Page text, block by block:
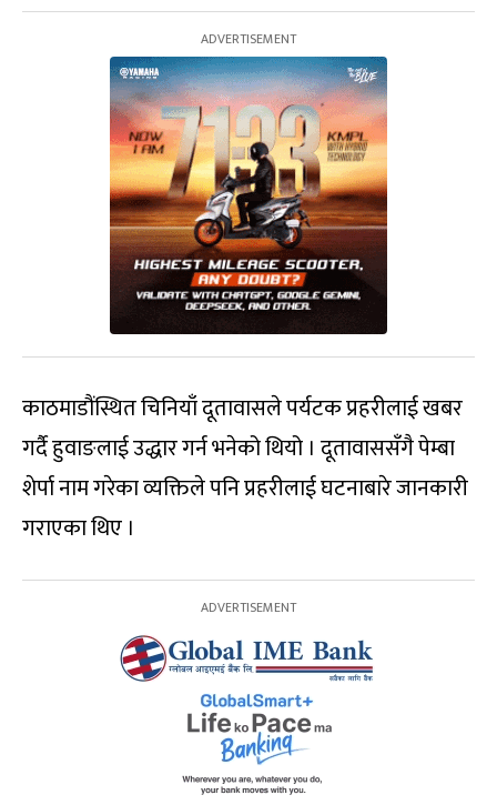
काठमाडौंस्थित चिनियाँ दूतावासले पर्यटक प्रहरीलाई खबर
गर्दै हुवाङलाई उद्धार गर्न भनेको थियो । दूतावाससँगै पेम्बा
शेर्पा नाम गरेका व्यक्तिले पनि प्रहरीलाई घटनाबारे जानकारी
गराएका थिए ।